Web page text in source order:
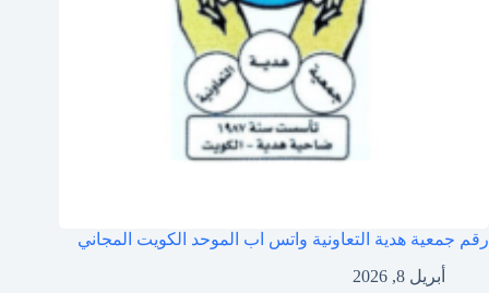
رقم جمعية هدية التعاونية واتس اب الموحد الكويت المجاني
أبريل 8, 2026